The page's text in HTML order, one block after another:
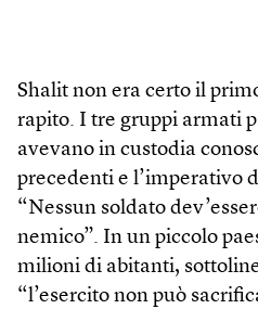
Shalit non era certo il
rapito. I tre gruppi armati
avevano in custodia
precedenti e l’imperativo
“Nessun soldato
nemico”. In un piccolo
milioni di abitanti,
“l’esercito non può